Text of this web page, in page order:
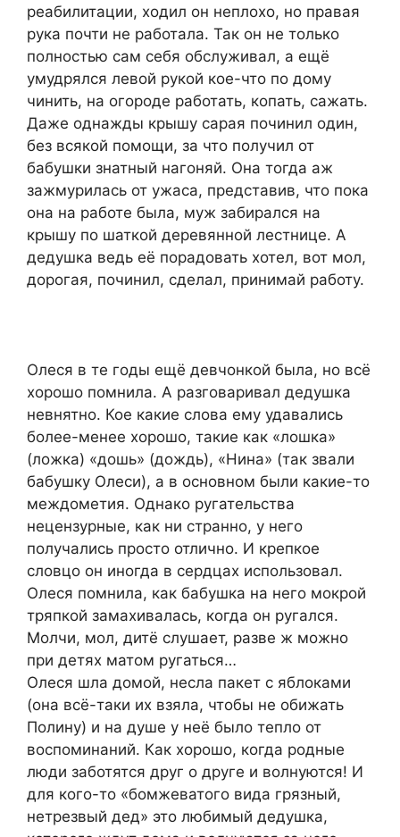
реабилитации, ходил он неплохо, но правая
рука почти не работала. Так он не только
полностью сам себя обслуживал, а ещё
умудрялся левой рукой кое-что по дому
чинить, на огороде работать, копать, сажать.
Даже однажды крышу сарая починил один,
без всякой помощи, за что получил от
бабушки знатный нагоняй. Она тогда аж
зажмурилась от ужаса, представив, что пока
она на работе была, муж забирался на
крышу по шаткой деревянной лестнице. А
дедушка ведь её порадовать хотел, вот мол,
дорогая, починил, сделал, принимай работу.
Олеся в те годы ещё девчонкой была, но всё
хорошо помнила. А разговаривал дедушка
невнятно. Кое какие слова ему удавались
более-менее хорошо, такие как «лошка»
(ложка) «дошь» (дождь), «Нина» (так звали
бабушку Олеси), а в основном были какие-то
междометия. Однако ругательства
нецензурные, как ни странно, у него
получались просто отлично. И крепкое
словцо он иногда в сердцах использовал.
Олеся помнила, как бабушка на него мокрой
тряпкой замахивалась, когда он ругался.
Молчи, мол, дитё слушает, разве ж можно
при детях матом ругаться…
Олеся шла домой, несла пакет с яблоками
(она всё-таки их взяла, чтобы не обижать
Полину) и на душе у неё было тепло от
воспоминаний. Как хорошо, когда родные
люди заботятся друг о друге и волнуются! И
для кого-то «бомжеватого вида грязный,
нетрезвый дед» это любимый дедушка,